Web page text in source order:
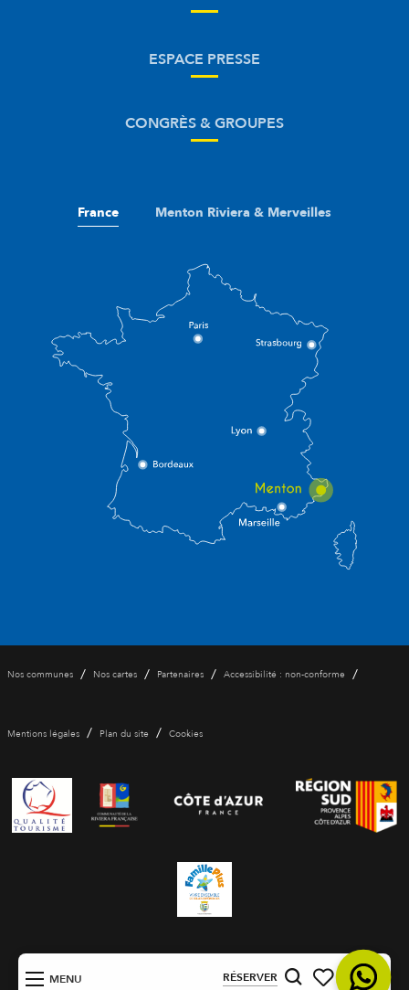
MENU RÉSERVER FR
ESPACE PRESSE
CONGRÈS & GROUPES
France Menton Riviera & Merveilles
Nos communes / Nos cartes / Partenaires / Accessibilité : non-conforme /
Mentions légales / Plan du site / Cookies